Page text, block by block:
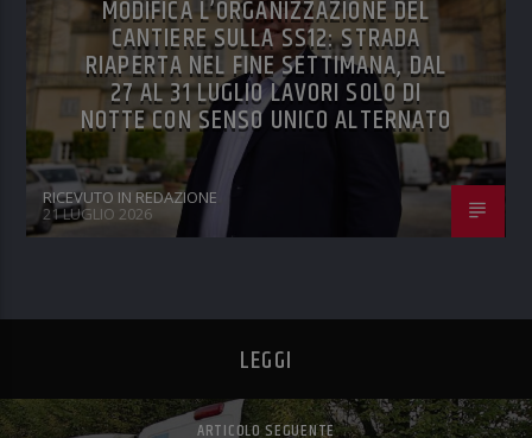
MODIFICA L’ORGANIZZAZIONE DEL
CANTIERE SULLA SS12: STRADA
RIAPERTA NEL FINE SETTIMANA, DAL
27 AL 31 LUGLIO LAVORI SOLO DI
NOTTE CON SENSO UNICO ALTERNATO
RICEVUTO IN REDAZIONE
21 LUGLIO 2026
LEGGI
ARTICOLO SEGUENTE